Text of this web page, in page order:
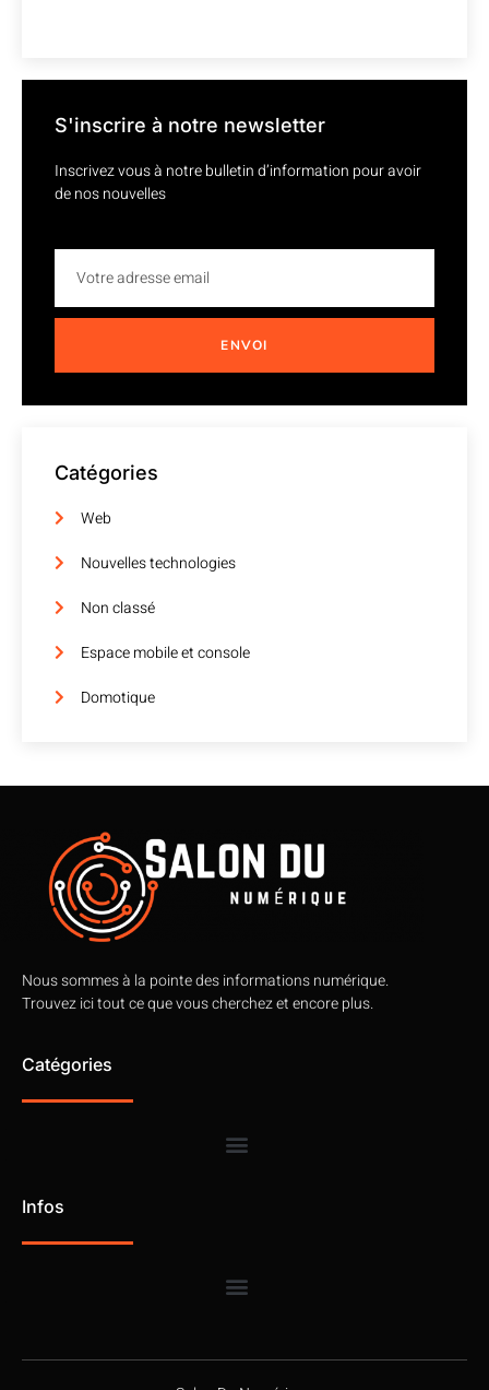
S'inscrire à notre newsletter
Inscrivez vous à notre bulletin d’information pour avoir
de nos nouvelles
ENVOI
Catégories
Web
Nouvelles technologies
Non classé
Espace mobile et console
Domotique
Nous sommes à la pointe des informations numérique.
Trouvez ici tout ce que vous cherchez et encore plus.
Catégories
Infos